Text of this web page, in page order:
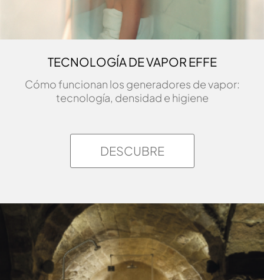
TECNOLOGÍA DE VAPOR EFFE
Cómo funcionan los generadores de vapor:
tecnología, densidad e higiene
DESCUBRE